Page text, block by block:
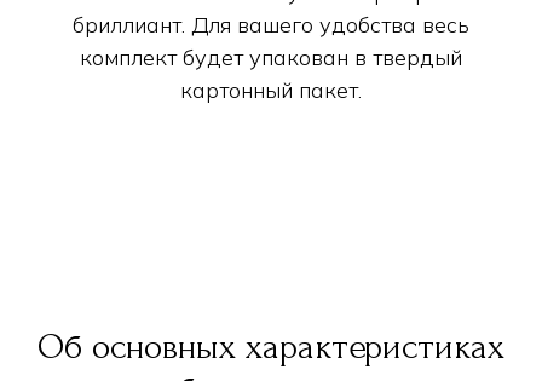
бриллиант. Для вашего удобства весь
комплект будет упакован в твердый
картонный пакет.
Об основных характеристиках